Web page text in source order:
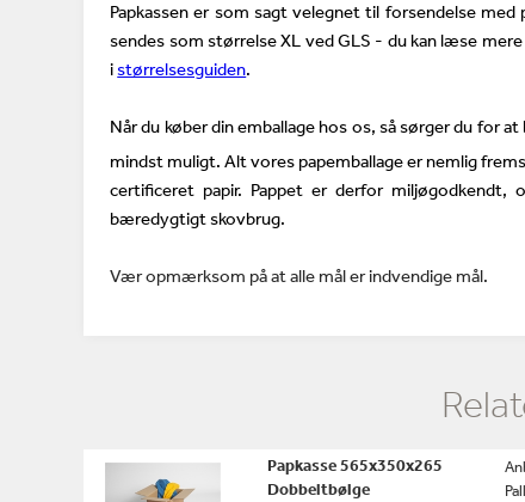
Papkassen er som sagt velegnet til forsendelse med
sendes som størrelse XL ved GLS - du kan læse
istørrelsesguiden.
Når du køber din emballage hos os, så sørger du for
mindst muligt. Alt vores papemballage er nemlig
certificeret papir. Pappet er derfor miljøgodkendt,
bæredygtigt skovbrug.
Vær opmærksom på at alle mål er indvendige mål.
Papkasse 565x350x265
Dobbeltbølge